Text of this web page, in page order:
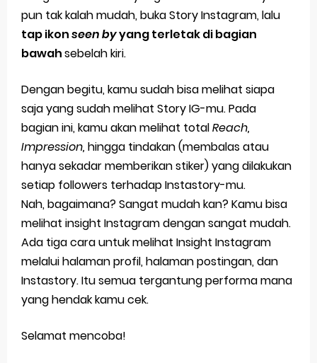
pun tak kalah mudah, buka Story Instagram, lalu
tap ikonseen byyang terletak di bagian
bawahsebelah kiri.
Dengan begitu, kamu sudah bisa melihat siapa
saja yang sudah melihat Story IG-mu. Pada
bagian ini, kamu akan melihat totalReach,
Impression, hingga tindakan (membalas atau
hanya sekadar memberikan stiker) yang dilakukan
setiap followers terhadap Instastory-mu.
Nah, bagaimana? Sangat mudah kan? Kamu bisa
melihat insight Instagram dengan sangat mudah.
Ada tiga cara untuk melihat Insight Instagram
melalui halaman profil, halaman postingan, dan
Instastory. Itu semua tergantung performa mana
yang hendak kamu cek.
Selamat mencoba!